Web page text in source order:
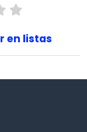
en listas